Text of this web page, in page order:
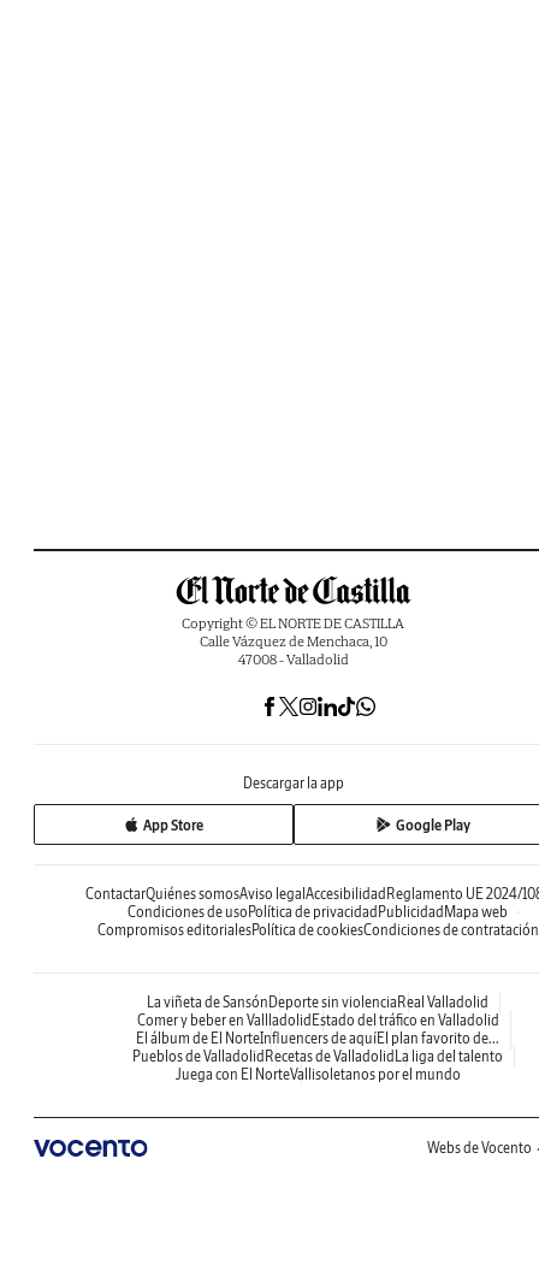
Copyright © EL NORTE DE CASTILLA
Calle Vázquez de Menchaca, 10
47008 - Valladolid
Descargar la app
App Store Google Play
ContactarQuiénes somosAviso legal Accesibilidad Reglamento UE 2024/
Condiciones de uso Política de privacidad Publicidad Mapa web
Compromisos editorialesPolítica de cookiesCondiciones de contratación
La viñeta de Sansón Deporte sin violencia Real Valladolid
Comer y beber en Vallladolid Estado del tráfico en Valladolid
El álbum de El NorteInfluencers de aquíEl plan favorito de...
Pueblos de Valladolid Recetas de Valladolid La liga del talento
Juega con El NorteVallisoletanos por el mundo
Webs de Vocento